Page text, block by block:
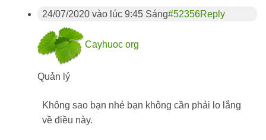
24/07/2020 vào lúc 9:45 Sáng#52356Reply
Cayhuoc org
Quản lý
Không sao bạn nhé bạn không cần phải lo lắng
về điều này.